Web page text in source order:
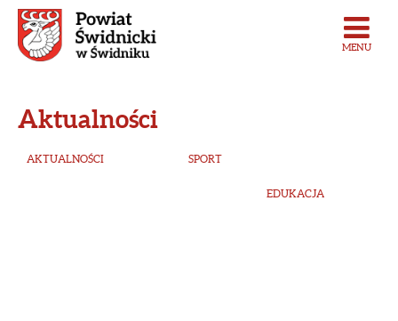
MENU
Aktualności
AKTUALNOŚCI SPORT
EDUKACJA